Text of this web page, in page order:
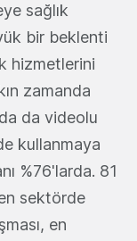
sağlık
bir beklenti
hizmetlerini
zamanda
da videolu
kullanmaya
%76'larda. 81
sektörde
en